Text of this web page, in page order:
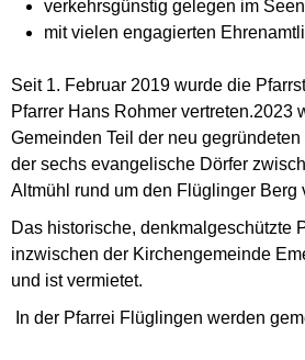
verkehrsgünstig gelegen im
mit vielen engagierten
Seit 1. Februar 2019 wurde die
Pfarrer Hans Rohmer vertreten.2023
Gemeinden Teil der neu
der sechs evangelische Dörfer
Altmühl rund um den Flüglinger Berg
Das historische, denkmalgeschützte
inzwischen der Kirchengemeinde
und ist vermietet.
In der Pfarrei Flüglingen werden